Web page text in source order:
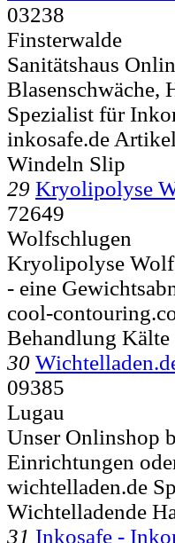
03238
Finsterwalde
Sanitätshaus
Blasenschwäche,
Spezialist für
inkosafe.de
Windeln Slip
29 Kryolipolyse
72649
Wolfschlugen
Kryolipolyse
- eine
cool-
Behandlung
30
09385
Lugau
Unser Onlinshop
Einrichtungen
wichtelladen.de
Wichtelladende
31 Inkosafe -